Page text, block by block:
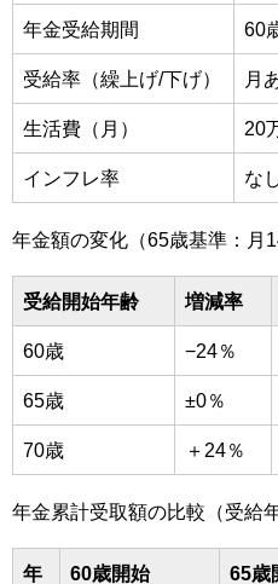
年金受給期間 60
受給率（繰上げ/下げ） 月
生活費（月） 20
インフレ率 な
年金額の変化（65歳基準：月
受給開始年齢 増減率
60歳 −24％
65歳 ±0％
70歳 ＋24％
年金累計受取額の比較（受給
年
60歳開始
65歳